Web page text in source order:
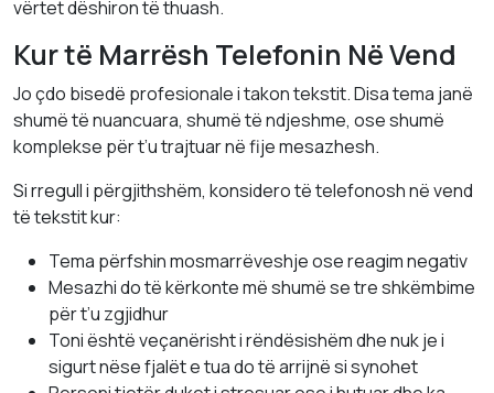
vërtet dëshiron të thuash.
Kur të Marrësh Telefonin Në Vend
Jo çdo bisedë profesionale i takon tekstit. Disa tema janë
shumë të nuancuara, shumë të ndjeshme, ose shumë
komplekse për t’u trajtuar në fije mesazhesh.
Si rregull i përgjithshëm, konsidero të telefonosh në vend
të tekstit kur:
Tema përfshin mosmarrëveshje ose reagim negativ
Mesazhi do të kërkonte më shumë se tre shkëmbime
për t’u zgjidhur
Toni është veçanërisht i rëndësishëm dhe nuk je i
sigurt nëse fjalët e tua do të arrijnë si synohet